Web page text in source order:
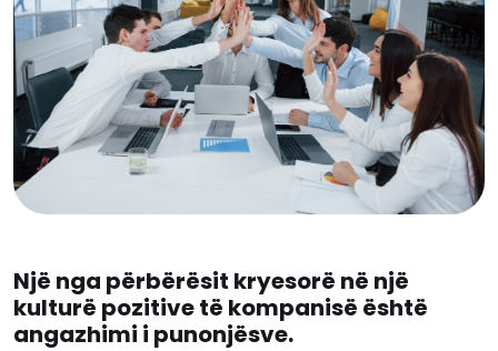
Një nga përbërësit kryesorë në një
kulturë pozitive të kompanisë është
angazhimi i punonjësve.